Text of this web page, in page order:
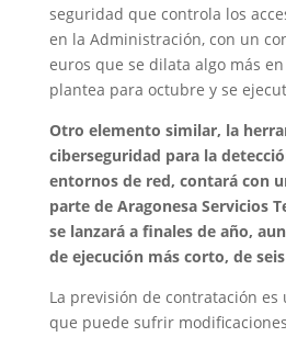
seguridad que controla los
en la Administración, con un
euros que se dilata algo más
plantea para octubre y se
Otro elemento similar, la
ciberseguridad para la
entornos de red, contará con
parte de Aragonesa Servicios
se lanzará a finales de año,
de ejecución más corto, de
La previsión de contratación es
que puede sufrir